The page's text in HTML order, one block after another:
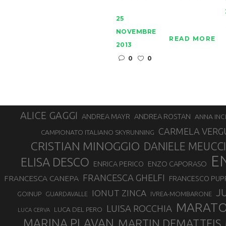
25
NOVEMBRE
2013
0
0
READ MORE
ALICE GAGGI ANDREA MAYR ANDREA ROSTAN ANNA
CAMPIONATO ITALIANO SKYRUNNING CARMELA
CRISTIAN MINOGGIO DANIELE MEUCCI
ELISA DESCO ENRICA PERICO ENZO CAPORASO
FRANCESCA CANEPA FRANCESCA GHELFI FRANCESCO
GOINUP GUARDAVALLE IONUT ZINCA IVREA-MOMBARONE
LUCA CERVA LUCA DEL PERO LUISA ROCCHIA
MARINA PLAVAN MARTIN DEMATTEIS